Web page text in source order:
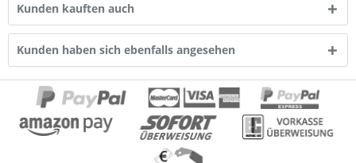
Kunden kauften auch
Kunden haben sich ebenfalls angesehen